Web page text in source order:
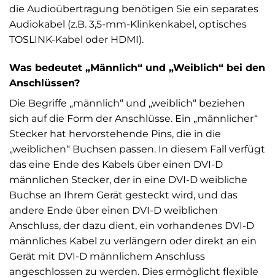
die Audioübertragung benötigen Sie ein separates
Audiokabel (z.B. 3,5-mm-Klinkenkabel, optisches
TOSLINK-Kabel oder HDMI).
Was bedeutet „Männlich“ und „Weiblich“ bei den
Anschlüssen?
Die Begriffe „männlich“ und „weiblich“ beziehen
sich auf die Form der Anschlüsse. Ein „männlicher“
Stecker hat hervorstehende Pins, die in die
„weiblichen“ Buchsen passen. In diesem Fall verfügt
das eine Ende des Kabels über einen DVI-D
männlichen Stecker, der in eine DVI-D weibliche
Buchse an Ihrem Gerät gesteckt wird, und das
andere Ende über einen DVI-D weiblichen
Anschluss, der dazu dient, ein vorhandenes DVI-D
männliches Kabel zu verlängern oder direkt an ein
Gerät mit DVI-D männlichem Anschluss
angeschlossen zu werden. Dies ermöglicht flexible